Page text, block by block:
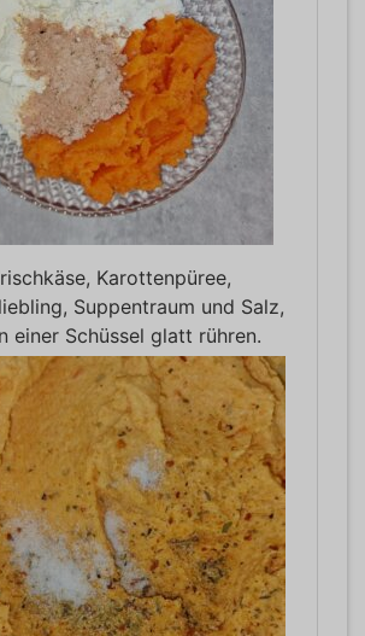
Karottenpüree,
Suppentraum und Salz,
einer Schüssel glatt rühren.